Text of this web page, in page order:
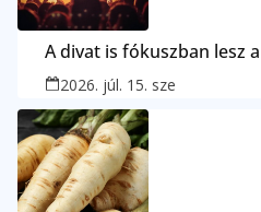
A divat is fókuszban lesz
2026. júl. 15. sze